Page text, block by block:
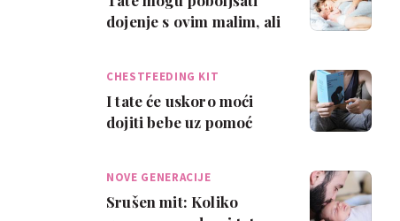
dojenje s ovim malim, ali
CHESTFEEDING KIT
I tate će uskoro moći
dojiti bebe uz pomoć
NOVE GENERACIJE
Srušen mit: Koliko